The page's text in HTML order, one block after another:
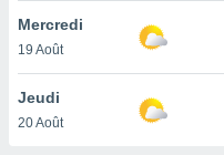
un
la
du
Mercredi
19 Août
Jeudi
20 Août